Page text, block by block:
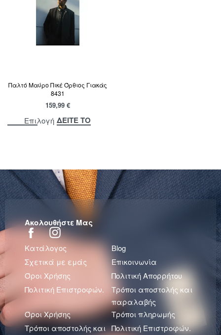
Παλτό Μαύρο Πικέ Όρθιος Γιακάς
8431
159,99 €
Επιλογή ΔΕΙΤΕ ΤΟ
Ακολουθήστε Μας
Κατάλογος
Blog
Σχετικά με εμάς
Επικοινωνία
Όροι Χρήσης
Πολιτική Απορρήτου
Πολιτική Επιστροφών.
Τρόποι αποστολής και
παραλαβής
Όροι Χρήσης
Τρόποι πληρωμής
Τρόποι αποστολής και Πολιτική Επιστροφών.